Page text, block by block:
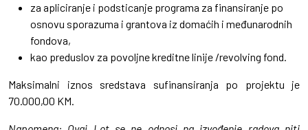
za apliciranje i podsticanje programa za finansiranje po
osnovu sporazuma i grantova iz domaćih i međunarodnih
fondova,
kao preduslov za povoljne kreditne linije /revolving fond.
Maksimalni iznos sredstava sufinansiranja po projektu je
70.000,00 KM.